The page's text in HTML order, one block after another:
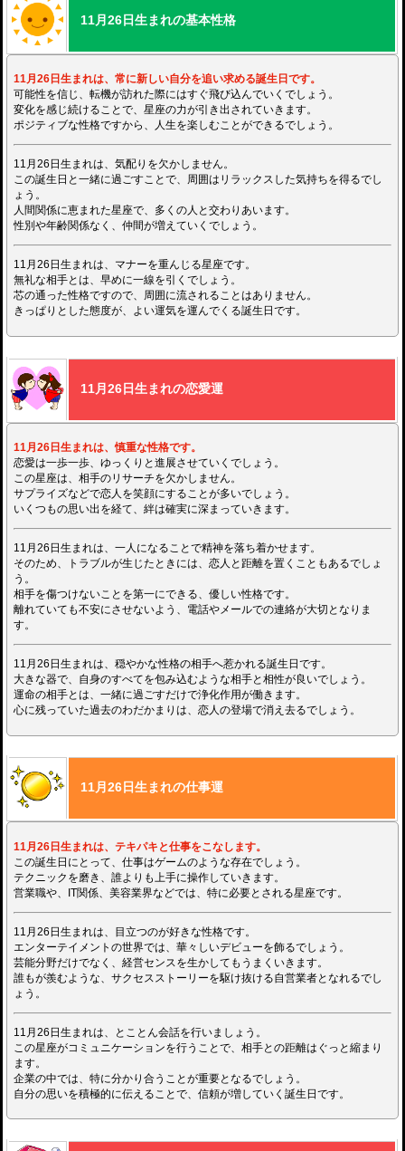
11月26日生まれの基本性格
11月26日生まれは、常に新しい自分を追い求める誕生日です。
可能性を信じ、転機が訪れた際にはすぐ飛び込んでいくでしょう。
変化を感じ続けることで、星座の力が引き出されていきます。
ポジティブな性格ですから、人生を楽しむことができるでしょう。
11月26日生まれは、気配りを欠かしません。
この誕生日と一緒に過ごすことで、周囲はリラックスした気持ちを得るでし
ょう。
人間関係に恵まれた星座で、多くの人と交わりあいます。
性別や年齢関係なく、仲間が増えていくでしょう。
11月26日生まれは、マナーを重んじる星座です。
無礼な相手とは、早めに一線を引くでしょう。
芯の通った性格ですので、周囲に流されることはありません。
きっぱりとした態度が、よい運気を運んでくる誕生日です。
11月26日生まれの恋愛運
11月26日生まれは、慎重な性格です。
恋愛は一歩一歩、ゆっくりと進展させていくでしょう。
この星座は、相手のリサーチを欠かしません。
サプライズなどで恋人を笑顔にすることが多いでしょう。
いくつもの思い出を経て、絆は確実に深まっていきます。
11月26日生まれは、一人になることで精神を落ち着かせます。
そのため、トラブルが生じたときには、恋人と距離を置くこともあるでしょ
う。
相手を傷つけないことを第一にできる、優しい性格です。
離れていても不安にさせないよう、電話やメールでの連絡が大切となりま
す。
11月26日生まれは、穏やかな性格の相手へ惹かれる誕生日です。
大きな器で、自身のすべてを包み込むような相手と相性が良いでしょう。
運命の相手とは、一緒に過ごすだけで浄化作用が働きます。
心に残っていた過去のわだかまりは、恋人の登場で消え去るでしょう。
11月26日生まれの仕事運
11月26日生まれは、テキパキと仕事をこなします。
この誕生日にとって、仕事はゲームのような存在でしょう。
テクニックを磨き、誰よりも上手に操作していきます。
営業職や、IT関係、美容業界などでは、特に必要とされる星座です。
11月26日生まれは、目立つのが好きな性格です。
エンターテイメントの世界では、華々しいデビューを飾るでしょう。
芸能分野だけでなく、経営センスを生かしてもうまくいきます。
誰もが羨むような、サクセスストーリーを駆け抜ける自営業者となれるでし
ょう。
11月26日生まれは、とことん会話を行いましょう。
この星座がコミュニケーションを行うことで、相手との距離はぐっと縮まり
ます。
企業の中では、特に分かり合うことが重要となるでしょう。
自分の思いを積極的に伝えることで、信頼が増していく誕生日です。